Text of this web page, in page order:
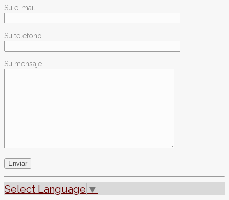
Su e-mail
Su teléfono
Su mensaje
Select Language ▼